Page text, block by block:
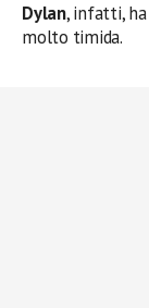
Dylan, infatti, ha
molto timida.